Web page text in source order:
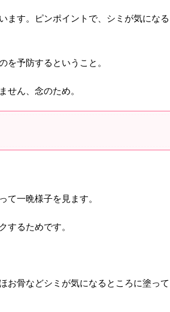
ます。ピンポイントで、シミが気になる
を予防するということ。
せん、念のため。
て一晩様子を見ます。
するためです。
お骨などシミが気になるところに塗って